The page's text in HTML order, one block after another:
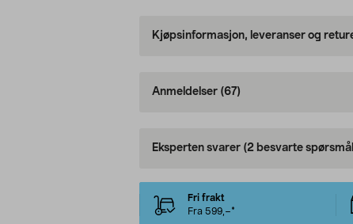
Kjøpsinformasjon, leveranser og
Anmeldelser (67)
Eksperten svarer (2 besvarte
Fri frakt
Fra 599,–*